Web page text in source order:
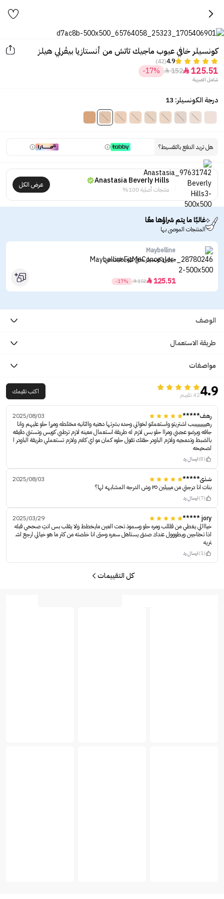
كونسيلر خافي عيوب ماجيك تاتش من أنستازيا بيڤرلي هيلز
4.9
(42)
125.51

152

-17%
شامل الضريبة
درجة الكونسيلر: 13
هل تريد الدفع بالتقسيط؟
Anastasia Beverly Hills
منتجات أصلية 100%
عرض الكل
غالبًا ما يتم شراؤها معًا
المنتجات الموصى بها
Maybelline
ميبلين كونسيلر خافي عيوب فيت مي
125.51

152

-17%
الوصف
طريقة الاستعمال
مواصفات
4.942 تقييم اكتب تقيمك
رهف*****
2025/08/03
رهيييييييببب اشتريتو واستعملتو لخواتي وحده بشرتها دهنيه والثانيه مختلطه ومررا حلو عليهم وانا
جافه وبرضو عجبني ومراا حلو بس لازم له طريقة استعمال معينه لازم ترطبي كويس وتستني دقيقه
بالضبط وتدمجيه ولازم الباودر حقتك تقول حلوه كمان مو اي كلام ولازم تستعملي طريقة الباودر ا
لصحيحه
(8) ارسال رد
شذى*****
2025/08/03
بنات انا درجتي من ميبيلين ٢٥ وش الدرجه المشابهه لها؟
(7) ارسال رد
jory *****
2025/03/29
خيااالي يغطي من قلللب ومره حلو وسموذ تحت العين مايخطط ولا يقلب بس انتِ صححي قبله
اذا تحتاجين ويطووول عندك صدق يستاهل سعره وحتى انا خلصته من كثر ما هو خيالي ارجع اش
تريه
(1) ارسال رد
كل التقييمات